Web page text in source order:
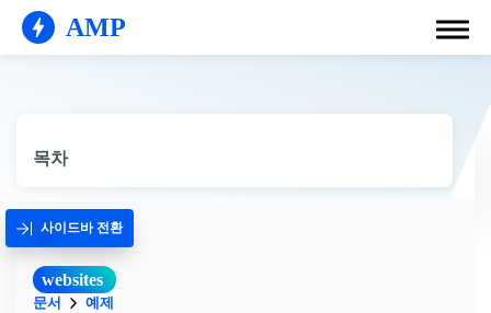
AMP
목차
사이드바 전환
websites
문서 예제